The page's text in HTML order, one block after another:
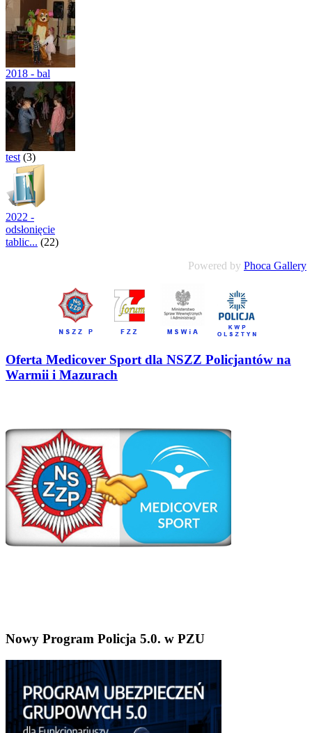
2018 - bal
choinkowy
(22)
test (3)
2022 -
odsłonięcie
tablic... (22)
Powered by Phoca Gallery
Oferta Medicover Sport dla NSZZ Policjantów na
Warmii i Mazurach
Nowy Program Policja 5.0. w PZU